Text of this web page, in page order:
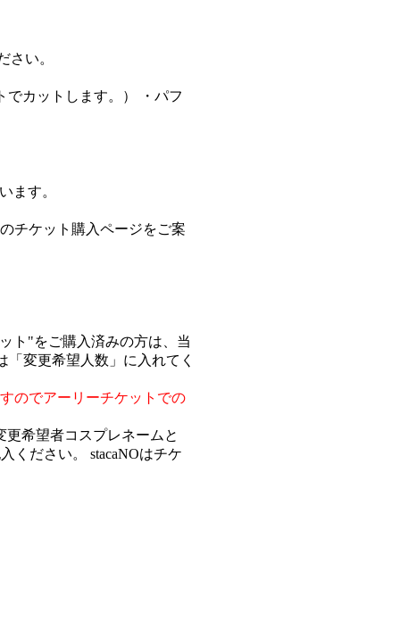
さい。
でカットします。） ・パフ
います。
チケット購入ページをご案
ト"をご購入済みの方は、当
変更希望人数」に入れてく
のでアーリーチケットでの
希望者コスプレネームと
ください。 stacaNOはチケ